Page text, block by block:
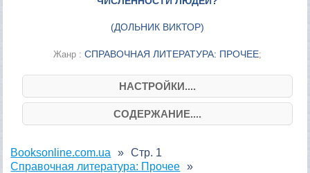
(ДОЛЬНИК ВИКТОР)
Жанр : СПРАВОЧНАЯ ЛИТЕРАТУРА: ПРОЧЕЕ;
НАСТРОЙКИ....
СОДЕРЖАНИЕ....
Booksonline.com.ua
Справочная литература: Прочее
Стр. 1